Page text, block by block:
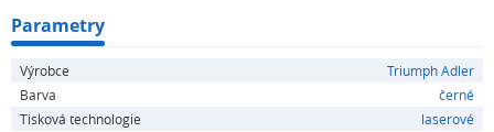
Parametry
Výrobce
Triumph Adler
Barva
černé
Tisková technologie
laserové